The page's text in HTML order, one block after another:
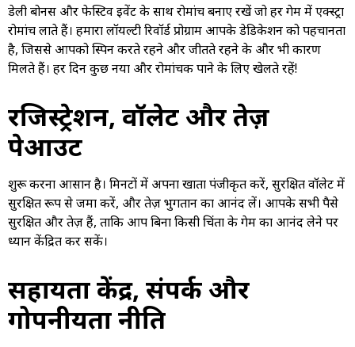
डेली बोनस और फेस्टिव इवेंट के साथ रोमांच बनाए रखें जो हर गेम में एक्स्ट्रा
रोमांच लाते हैं। हमारा लॉयल्टी रिवॉर्ड प्रोग्राम आपके डेडिकेशन को पहचानता
है, जिससे आपको स्पिन करते रहने और जीतते रहने के और भी कारण
मिलते हैं। हर दिन कुछ नया और रोमांचक पाने के लिए खेलते रहें!
रजिस्ट्रेशन, वॉलेट और तेज़
पेआउट
शुरू करना आसान है। मिनटों में अपना खाता पंजीकृत करें, सुरक्षित वॉलेट में
सुरक्षित रूप से जमा करें, और तेज़ भुगतान का आनंद लें। आपके सभी पैसे
सुरक्षित और तेज़ हैं, ताकि आप बिना किसी चिंता के गेम का आनंद लेने पर
ध्यान केंद्रित कर सकें।
सहायता केंद्र, संपर्क और
गोपनीयता नीति